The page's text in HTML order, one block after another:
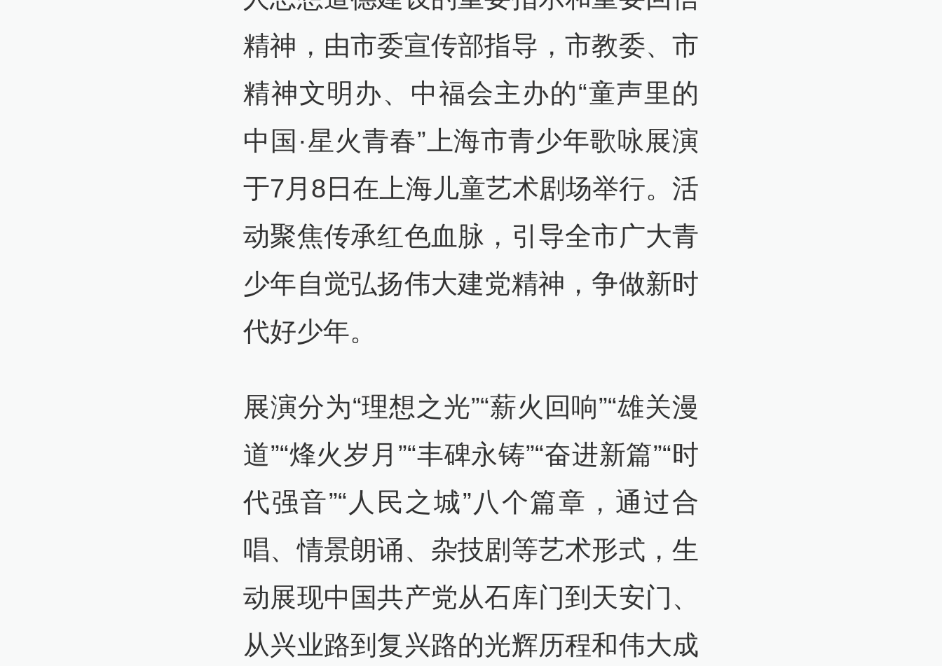
精神，由市委宣传部指导，市教委、市
精神文明办、中福会主办的“童声里的
中国·星火青春”上海市青少年歌咏展演
于7月8日在上海儿童艺术剧场举行。活
动聚焦传承红色血脉，引导全市广大青
少年自觉弘扬伟大建党精神，争做新时
代好少年。
展演分为“理想之光”“薪火回响”“雄关漫
道”“烽火岁月”“丰碑永铸”“奋进新篇”“时
代强音”“人民之城”八个篇章，通过合
唱、情景朗诵、杂技剧等艺术形式，生
动展现中国共产党从石库门到天安门、
从兴业路到复兴路的光辉历程和伟大成